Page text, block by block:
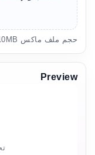
حجم ملف ماكس 10MB. مجهزة في منظفك صورتك ليست محشوة
Preview